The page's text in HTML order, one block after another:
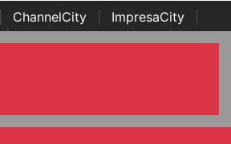
ChannelCity ImpresaCity
| Italian Channel Awards | Italian